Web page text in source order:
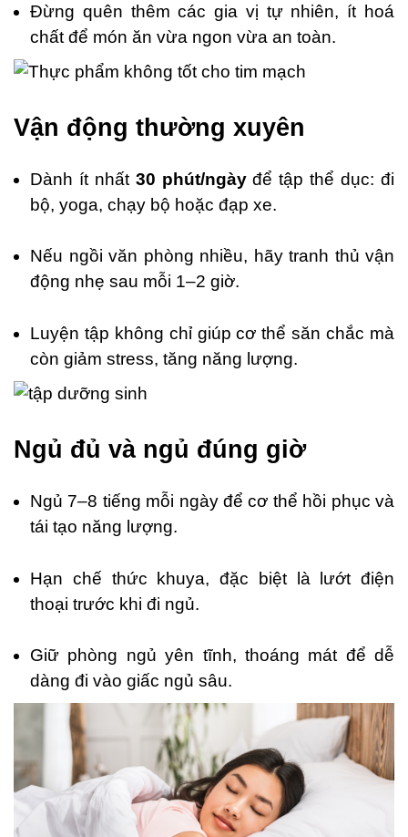
Đừng quên thêm các gia vị tự nhiên, ít hoá
chất để món ăn vừa ngon vừa an toàn.
Vận động thường xuyên
Dành ít nhất 30 phút/ngàyđể tập thể dục: đi
bộ, yoga, chạy bộ hoặc đạp xe.
Nếu ngồi văn phòng nhiều, hãy tranh thủ vận
động nhẹ sau mỗi 1–2 giờ.
Luyện tập không chỉ giúp cơ thể săn chắc mà
còn giảm stress, tăng năng lượng.
Ngủ đủ và ngủ đúng giờ
Ngủ 7–8 tiếng mỗi ngày để cơ thể hồi phục và
tái tạo năng lượng.
Hạn chế thức khuya, đặc biệt là lướt điện
thoại trước khi đi ngủ.
Giữ phòng ngủ yên tĩnh, thoáng mát để dễ
dàng đi vào giấc ngủ sâu.